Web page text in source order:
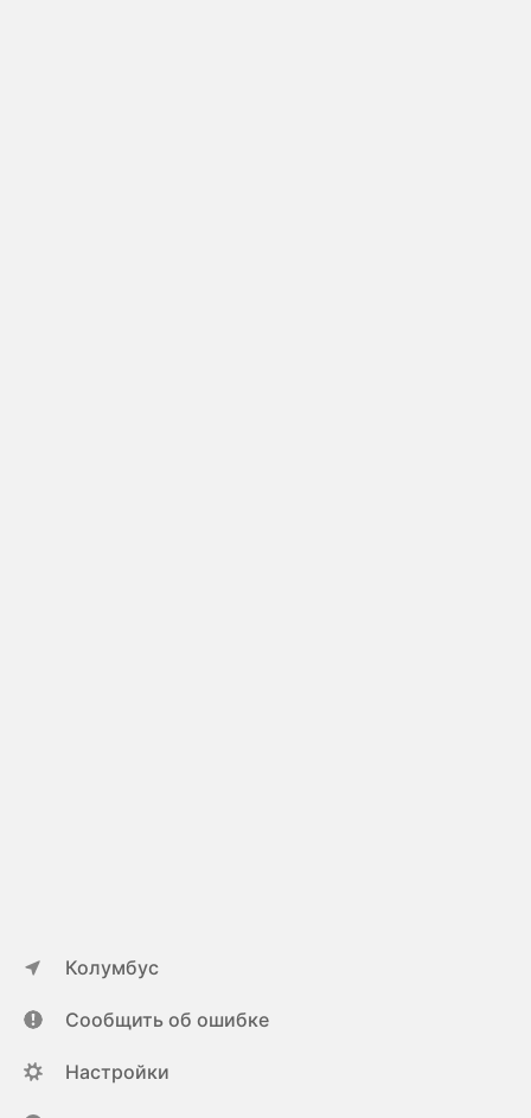
Колумбус
Сообщить об ошибке
Настройки